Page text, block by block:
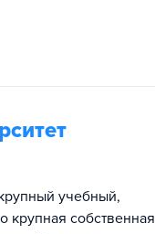
учебный,
крупная собственная